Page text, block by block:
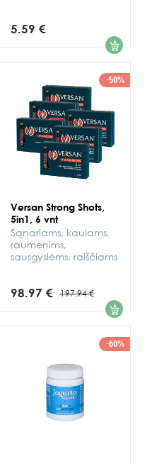
5.59 € 1
-50%
Versan Strong Shots,
5in1, 6 vnt
Sąnariams, kaulams,
raumenims,
sausgyslėms, raiščiams
98.97 € 197.94 € 1
-60%